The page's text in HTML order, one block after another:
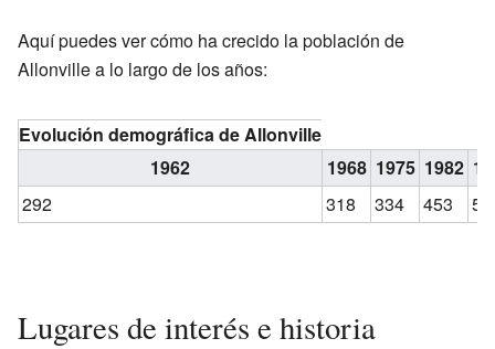
Aquí puedes ver cómo ha crecido la población de
Allonville a lo largo de los años:
Evolución demográfica de Allonville
1962
1968 1975 1982
292
318 334 453
Lugares de interés e historia